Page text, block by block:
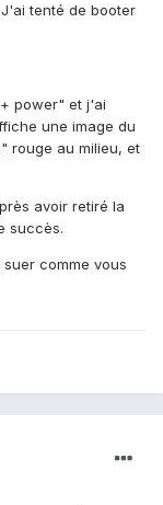
tenté de booter
power" et j'ai
une image du
rouge au milieu, et
avoir retiré la
succès.
comme vous